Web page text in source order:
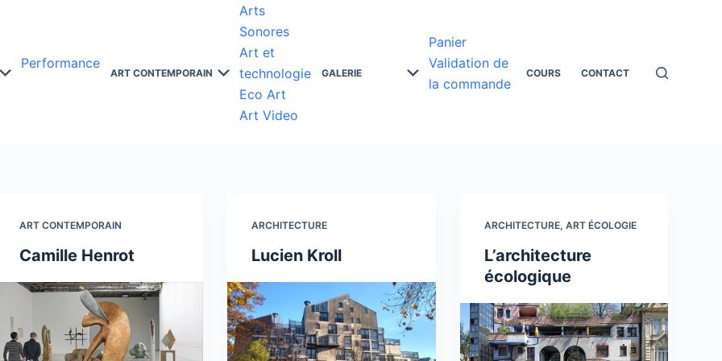
Performance
ART CONTEMPORAIN
Arts
Sonores
Art et
technologie
Eco Art
Art Video
GALERIE
Panier
Validation de
la commande
COURS CONTACT
ART CONTEMPORAIN
Camille Henrot
ARCHITECTURE
Lucien Kroll
ARCHITECTURE, ART ÉCOLOGIE
L’architecture
écologique